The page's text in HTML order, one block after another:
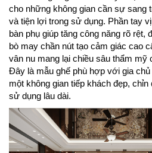
cho những không gian cần sự sang
và tiện lợi trong sử dụng. Phần tay
bàn phụ giúp tăng công năng rõ rệt,
bò may chần nút tạo cảm giác cao
vân nu mang lại chiều sâu thẩm mỹ
Đây là mẫu ghế phù hợp với gia
một không gian tiếp khách đẹp, chỉn
sử dụng lâu dài.